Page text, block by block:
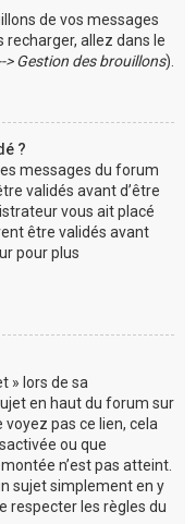
de vos messages
allez dans le
> Gestion des brouillons).
?
messages du forum
validés avant d’être
vous ait placé
être validés avant
pour plus
» lors de sa
en haut du forum sur
voyez pas ce lien, cela
ou que
n’est pas atteint.
sujet simplement en y
respecter les règles du